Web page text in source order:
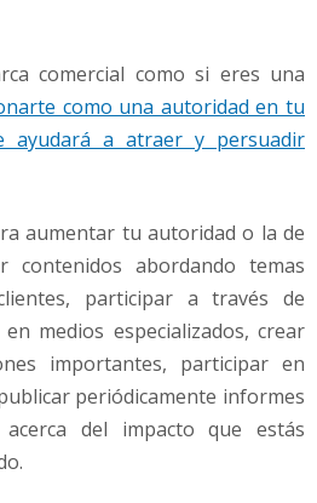
comercial como si eres una
como una autoridad en tu
ayudará a atraer y persuadir
aumentar tu autoridad o la de
contenidos abordando temas
participar a través de
medios especializados, crear
importantes, participar en
periódicamente informes
del impacto que estás